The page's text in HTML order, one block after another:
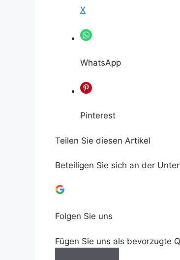
X
WhatsApp
Pinterest
Teilen Sie diesen Artikel
Beteiligen Sie sich an der
Folgen Sie uns
Fügen Sie uns als bevorzugte